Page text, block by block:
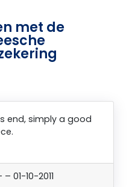
met de
end, simply a good
– 01-10-2011